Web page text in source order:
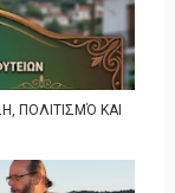
ΠΟΛΙΤΙΣΜΌ ΚΑΙ